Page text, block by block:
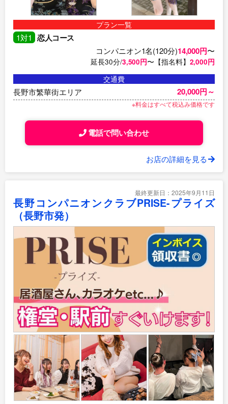
プラン一覧
1対1 恋人コース
コンパニオン1名(120分)14,000円〜
延長30分/3,500円〜【指名料】 2,000円
交通費
長野市繁華街エリア 20,000円～
※料金はすべて税込み価格です
電話で問い合わせ
お店の詳細を見る
最終更新日：2025年9月11日
長野コンパニオンクラブPRISE-プライズ
（長野市発）